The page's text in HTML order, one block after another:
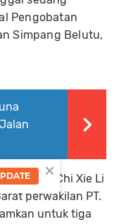
Pengobatan
Simpang Belutu,
Tzu Chi Xie Li
perwakilan PT.
untuk tiga
×